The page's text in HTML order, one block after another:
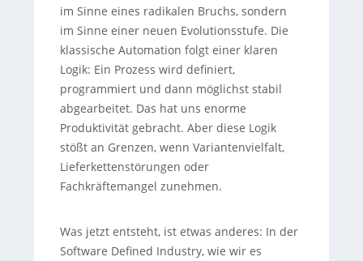
im Sinne eines radikalen Bruchs, sondern
im Sinne einer neuen Evolutionsstufe. Die
klassische Automation folgt einer klaren
Logik: Ein Prozess wird definiert,
programmiert und dann möglichst stabil
abgearbeitet. Das hat uns enorme
Produktivität gebracht. Aber diese Logik
stößt an Grenzen, wenn Variantenvielfalt,
Lieferkettenstörungen oder
Fachkräftemangel zunehmen.
Was jetzt entsteht, ist etwas anderes: In der
Software Defined Industry, wie wir es